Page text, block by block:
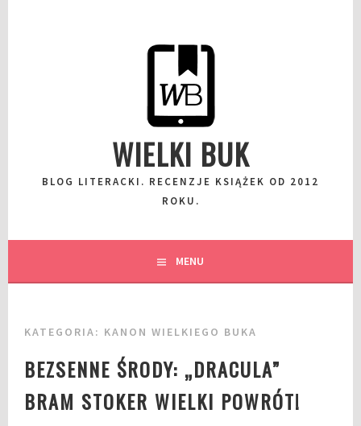
WIELKI BUK
BLOG LITERACKI. RECENZJE KSIĄŻEK OD 2012
ROKU.
MENU
KATEGORIA: KANON WIELKIEGO BUKA
BEZSENNE ŚRODY: „DRACULA”
BRAM STOKER WIELKI POWRÓT!